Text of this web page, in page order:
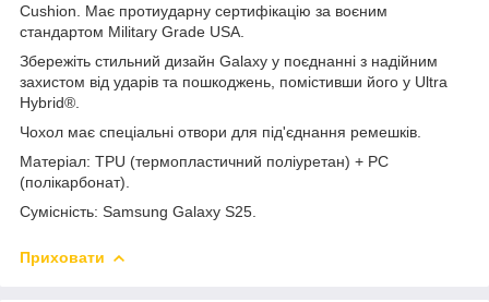
Cushion. Має протиударну сертифікацію за воєним
стандартом Military Grade USA.
Збережіть стильний дизайн Galaxy у поєднанні з надійним
захистом від ударів та пошкоджень, помістивши його у Ultra
Hybrid®.
Чохол має спеціальні отвори для під'єднання ремешків.
Матеріал: TPU (термопластичний поліуретан) + PC
(полікарбонат).
Сумісність: Samsung Galaxy S25.
Приховати